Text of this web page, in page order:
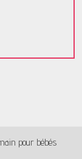
pour bébés